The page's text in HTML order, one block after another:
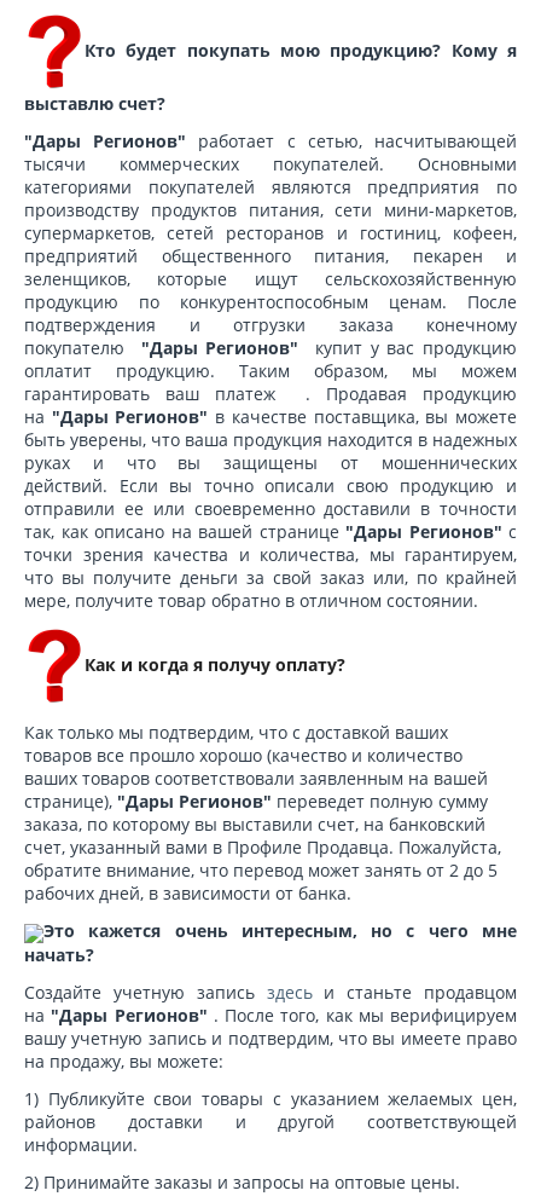
Кто будет покупать мою продукцию? Кому я
выставлю счет?
"Дары Регионов" работает с сетью, насчитывающей
тысячи коммерческих покупателей. Основными
категориями покупателей являются предприятия по
производству продуктов питания, сети мини-маркетов,
супермаркетов, сетей ресторанов и гостиниц, кофеен,
предприятий общественного питания, пекарен и
зеленщиков, которые ищут сельскохозяйственную
продукцию по конкурентоспособным ценам. После
подтверждения и отгрузки заказа конечному
покупателю "Дары Регионов" купит у вас продукцию
оплатит продукцию. Таким образом, мы можем
гарантировать ваш платеж . Продавая продукцию
на "Дары Регионов" в качестве поставщика, вы можете
быть уверены, что ваша продукция находится в надежных
руках и что вы защищены от мошеннических
действий. Если вы точно описали свою продукцию и
отправили ее или своевременно доставили в точности
так, как описано на вашей странице "Дары Регионов" с
точки зрения качества и количества, мы гарантируем,
что вы получите деньги за свой заказ или, по крайней
мере, получите товар обратно в отличном состоянии.
Как и когда я получу оплату?
Как только мы подтвердим, что с доставкой ваших
товаров все прошло хорошо (качество и количество
ваших товаров соответствовали заявленным на вашей
странице), "Дары Регионов" переведет полную сумму
заказа, по которому вы выставили счет, на банковский
счет, указанный вами в Профиле Продавца. Пожалуйста,
обратите внимание, что перевод может занять от 2 до 5
рабочих дней, в зависимости от банка.
Это кажется очень интересным, но с чего мне
начать?
Создайте учетную запись здесьи станьте продавцом
на "Дары Регионов" . После того, как мы верифицируем
вашу учетную запись и подтвердим, что вы имеете право
на продажу, вы можете:
1) Публикуйте свои товары с указанием желаемых цен,
районов доставки и другой соответствующей
информации.
2) Принимайте заказы и запросы на оптовые цены.